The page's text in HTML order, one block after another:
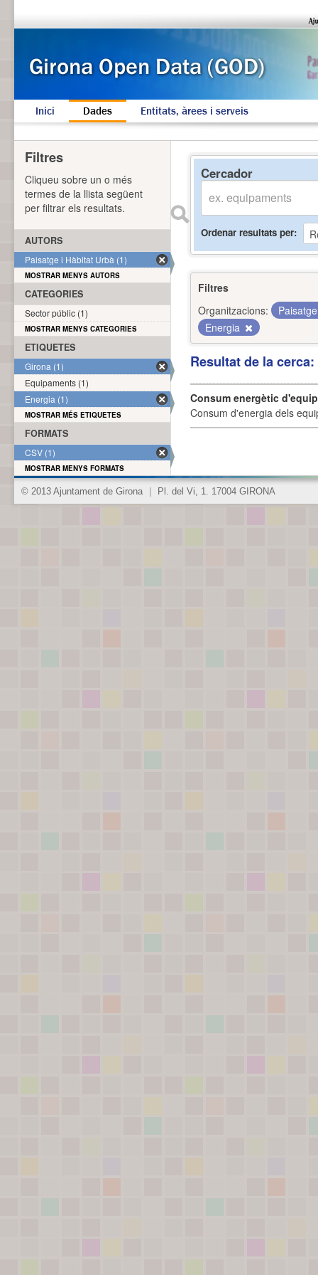
Inici Dades Entitats, àrees i serveis
Cercador
Ordenar resultats per
Filtres
Organitzacions:
Energia
Resultat de la
Consum energètic
Consum d'energia dels
Filtres
Cliqueu sobre un o més
termes de la llista següent
per filtrar els resultats.
AUTORS
Paisatge i Hàbitat Urbà (1)
MOSTRAR MENYS AUTORS
CATEGORIES
Sector públic (1)
MOSTRAR MENYS CATEGORIES
ETIQUETES
Girona (1)
Equipaments (1)
Energia (1)
MOSTRAR MÉS ETIQUETES
FORMATS
CSV (1)
MOSTRAR MENYS FORMATS
© 2013 Ajuntament de Girona Pl. del Vi, 1. 17004 GIRONA